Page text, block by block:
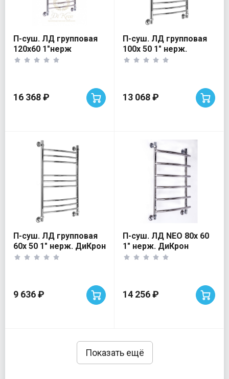
П-суш. ЛД групповая
120х60 1"нерж
16 368 ₽
П-суш. ЛД групповая
100х 50 1" нерж.
ДиКрон
13 068 ₽
П-суш. ЛД групповая
60х 50 1" нерж. ДиКрон
9 636 ₽
П-суш. ЛД NEO 80х 60
1" нерж. ДиКрон
14 256 ₽
Показать ещё